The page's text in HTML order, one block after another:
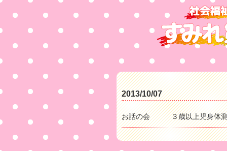
2013/10/07
お話の会 ３歳以上児身体